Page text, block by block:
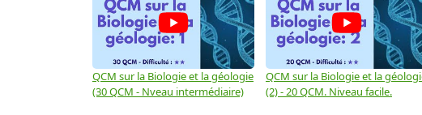
QCM sur la Biologie et la géologie
(30 QCM - Nveau intermédiaire)
QCM sur la Biologie et la
(2) - 20 QCM. Niveau facile.